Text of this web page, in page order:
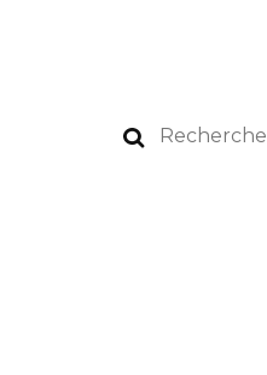
Rechercher :